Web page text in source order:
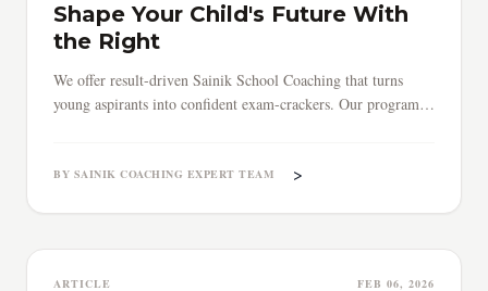
Shape Your Child's Future With
the Right
We offer result-driven Sainik School Coaching that turns
young aspirants into confident exam-crackers. Our programs
BY SAINIK COACHING EXPERT TEAM >
ARTICLE FEB 06, 2026